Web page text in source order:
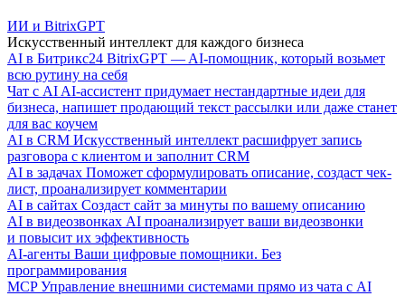
ИИ и BitrixGPT
Искусственный интеллект для каждого бизнеса
AI в Битрикс24 BitrixGPT — AI-помощник, который возьмет
всю рутину на себя
Чат с AI AI-ассистент придумает нестандартные идеи для
бизнеса, напишет продающий текст рассылки или даже станет
для вас коучем
AI в CRM Искусственный интеллект расшифрует запись
разговора с клиентом и заполнит CRM
AI в задачах Поможет сформулировать описание, создаст чек-
лист, проанализирует комментарии
AI в сайтах Создаст сайт за минуты по вашему описанию
AI в видеозвонках AI проанализирует ваши видеозвонки
и повысит их эффективность
AI-агенты Ваши цифровые помощники. Без
программирования
MCP Управление внешними системами прямо из чата с AI